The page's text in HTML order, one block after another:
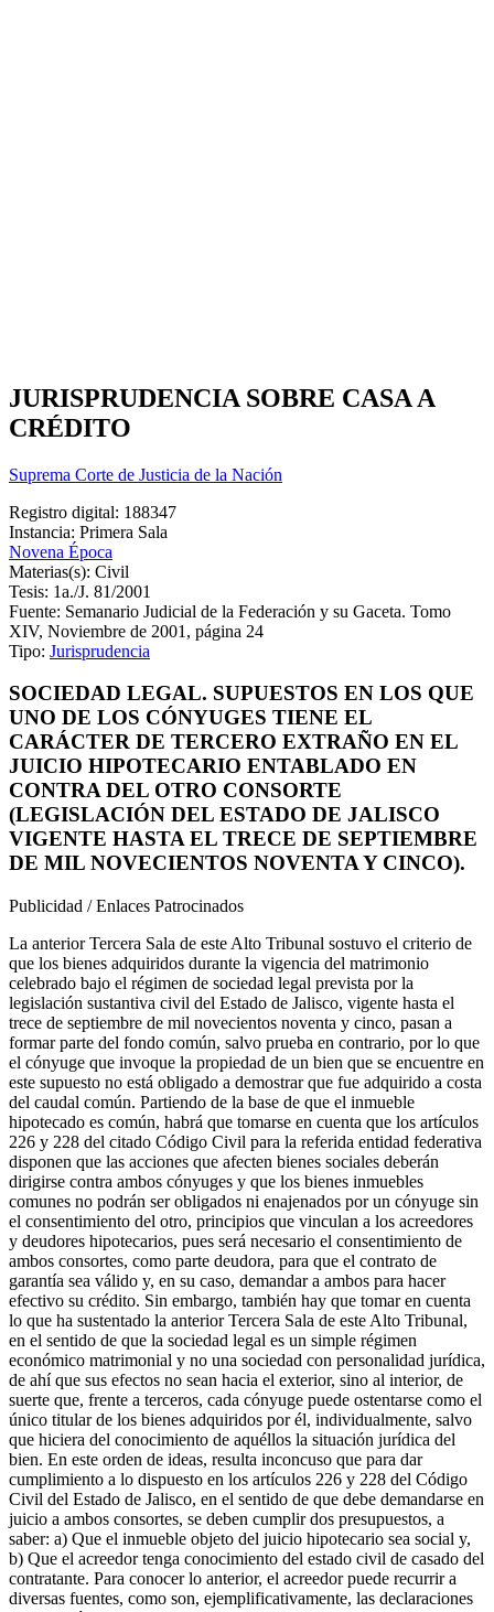
JURISPRUDENCIA SOBRE CASA A
CRÉDITO
Suprema Corte de Justicia de la Nación
Registro digital: 188347
Instancia: Primera Sala
Novena Época
Materias(s): Civil
Tesis: 1a./J. 81/2001
Fuente: Semanario Judicial de la Federación y su Gaceta. Tomo
XIV, Noviembre de 2001, página 24
Tipo: Jurisprudencia
SOCIEDAD LEGAL. SUPUESTOS EN LOS QUE
UNO DE LOS CÓNYUGES TIENE EL
CARÁCTER DE TERCERO EXTRAÑO EN EL
JUICIO HIPOTECARIO ENTABLADO EN
CONTRA DEL OTRO CONSORTE
(LEGISLACIÓN DEL ESTADO DE JALISCO
VIGENTE HASTA EL TRECE DE SEPTIEMBRE
DE MIL NOVECIENTOS NOVENTA Y CINCO).
Publicidad / Enlaces Patrocinados
La anterior Tercera Sala de este Alto Tribunal sostuvo el criterio de
que los bienes adquiridos durante la vigencia del matrimonio
celebrado bajo el régimen de sociedad legal prevista por la
legislación sustantiva civil del Estado de Jalisco, vigente hasta el
trece de septiembre de mil novecientos noventa y cinco, pasan a
formar parte del fondo común, salvo prueba en contrario, por lo que
el cónyuge que invoque la propiedad de un bien que se encuentre en
este supuesto no está obligado a demostrar que fue adquirido a costa
del caudal común. Partiendo de la base de que el inmueble
hipotecado es común, habrá que tomarse en cuenta que los artículos
226 y 228 del citado Código Civil para la referida entidad federativa
disponen que las acciones que afecten bienes sociales deberán
dirigirse contra ambos cónyuges y que los bienes inmuebles
comunes no podrán ser obligados ni enajenados por un cónyuge sin
el consentimiento del otro, principios que vinculan a los acreedores
y deudores hipotecarios, pues será necesario el consentimiento de
ambos consortes, como parte deudora, para que el contrato de
garantía sea válido y, en su caso, demandar a ambos para hacer
efectivo su crédito. Sin embargo, también hay que tomar en cuenta
lo que ha sustentado la anterior Tercera Sala de este Alto Tribunal,
en el sentido de que la sociedad legal es un simple régimen
económico matrimonial y no una sociedad con personalidad jurídica,
de ahí que sus efectos no sean hacia el exterior, sino al interior, de
suerte que, frente a terceros, cada cónyuge puede ostentarse como el
único titular de los bienes adquiridos por él, individualmente, salvo
que hiciera del conocimiento de aquéllos la situación jurídica del
bien. En este orden de ideas, resulta inconcuso que para dar
cumplimiento a lo dispuesto en los artículos 226 y 228 del Código
Civil del Estado de Jalisco, en el sentido de que debe demandarse en
juicio a ambos consortes, se deben cumplir dos presupuestos, a
saber: a) Que el inmueble objeto del juicio hipotecario sea social y,
b) Que el acreedor tenga conocimiento del estado civil de casado del
contratante. Para conocer lo anterior, el acreedor puede recurrir a
diversas fuentes, como son, ejemplificativamente, las declaraciones